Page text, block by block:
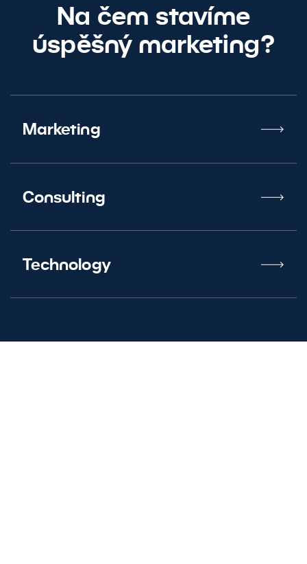
Na čem stavíme
úspěšný marketing?
Marketing
Consulting
Technology
Chcete pomoc
s podnikáním?
Ozvěte se nám